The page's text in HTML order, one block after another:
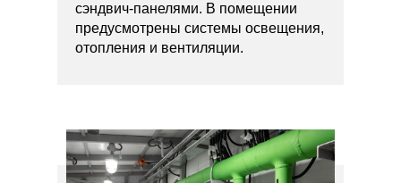
сэндвич-панелями. В помещении
предусмотрены системы освещения,
отопления и вентиляции.